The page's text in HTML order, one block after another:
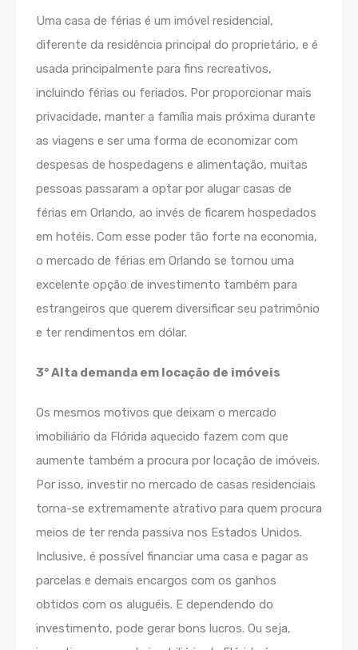
Uma casa de férias é um imóvel residencial,
diferente da residência principal do proprietário, e é
usada principalmente para fins recreativos,
incluindo férias ou feriados. Por proporcionar mais
privacidade, manter a família mais próxima durante
as viagens e ser uma forma de economizar com
despesas de hospedagens e alimentação, muitas
pessoas passaram a optar por alugar casas de
férias em Orlando, ao invés de ficarem hospedados
em hotéis. Com esse poder tão forte na economia,
o mercado de férias em Orlando se tornou uma
excelente opção de investimento também para
estrangeiros que querem diversificar seu patrimônio
e ter rendimentos em dólar.
3° Alta demanda em locação de imóveis
Os mesmos motivos que deixam o mercado
imobiliário da Flórida aquecido fazem com que
aumente também a procura por locação de imóveis.
Por isso, investir no mercado de casas residenciais
torna-se extremamente atrativo para quem procura
meios de ter renda passiva nos Estados Unidos.
Inclusive, é possível financiar uma casa e pagar as
parcelas e demais encargos com os ganhos
obtidos com os aluguéis. E dependendo do
investimento, pode gerar bons lucros. Ou seja,